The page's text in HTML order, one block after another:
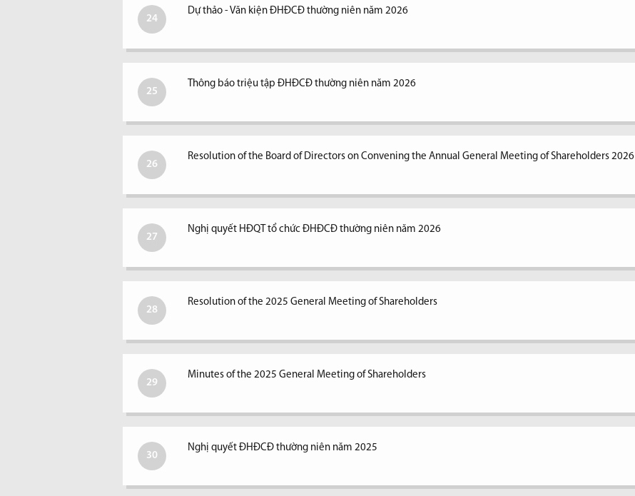
24
Dự thảo - Văn kiện ĐHĐCĐ thường niên năm 2026
25
Thông báo triệu tập ĐHĐCĐ thường niên năm 2026
26
Resolution of the Board of Directors on Convening the Annual General Meeting of Shareholders 2026
27
Nghị quyết HĐQT tổ chức ĐHĐCĐ thường niên năm 2026
28
Resolution of the 2025 General Meeting of Shareholders
29
Minutes of the 2025 General Meeting of Shareholders
30
Nghị quyết ĐHĐCĐ thường niên năm 2025